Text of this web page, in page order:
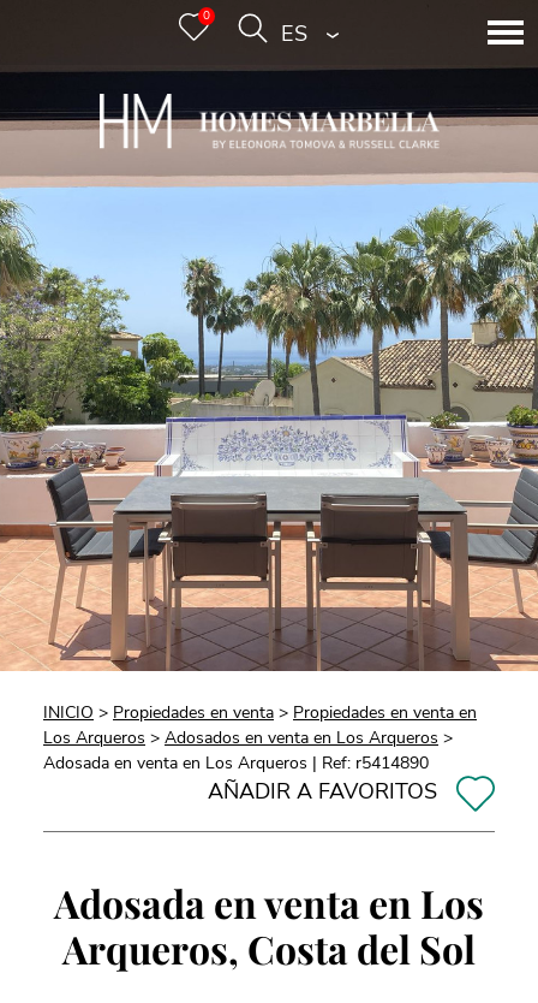
0
ESPAÑOL
INICIO > Propiedades en venta > Propiedades en venta en
Los Arqueros > Adosados en venta en Los Arqueros >
Adosada en venta en Los Arqueros | Ref: r5414890
AÑADIR A FAVORITOS
Adosada en venta en Los
Arqueros, Costa del Sol